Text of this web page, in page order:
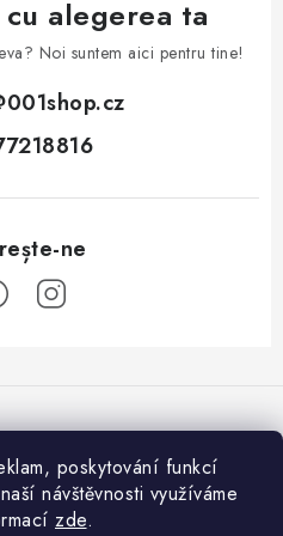
poskytování funkcí
návštěvnosti využíváme
zde.
alegerea ta
Noi suntem aici pentru tine!
001shop.cz